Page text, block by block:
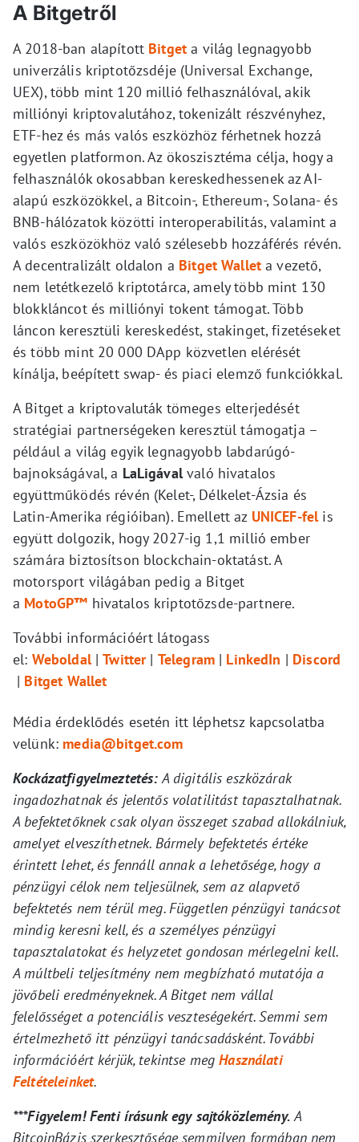
A Bitgetről
A 2018-ban alapított Bitget a világ legnagyobb
univerzális kriptotőzsdéje (Universal Exchange,
UEX), több mint 120 millió felhasználóval, akik
milliónyi kriptovalutához, tokenizált részvényhez,
ETF-hez és más valós eszközhöz férhetnek hozzá
egyetlen platformon. Az ökoszisztéma célja, hogy a
felhasználók okosabban kereskedhessenek az AI-
alapú eszközökkel, a Bitcoin-, Ethereum-, Solana- és
BNB-hálózatok közötti interoperabilitás, valamint a
valós eszközökhöz való szélesebb hozzáférés révén.
A decentralizált oldalon a Bitget Wallet a vezető,
nem letétkezelő kriptotárca, amely több mint 130
blokkláncot és milliónyi tokent támogat. Több
láncon keresztüli kereskedést, stakinget, fizetéseket
és több mint 20 000 DApp közvetlen elérését
kínálja, beépített swap- és piaci elemző funkciókkal.
A Bitget a kriptovaluták tömeges elterjedését
stratégiai partnerségeken keresztül támogatja –
például a világ egyik legnagyobb labdarúgó-
bajnokságával, a LaLigávalvaló hivatalos
együttműködés révén (Kelet-, Délkelet-Ázsia és
Latin-Amerika régióiban). Emellett az UNICEF-felis
együtt dolgozik, hogy 2027-ig 1,1 millió ember
számára biztosítson blockchain-oktatást. A
motorsport világában pedig a Bitget
a MotoGP™ hivatalos kriptotőzsde-partnere.
További információért látogass
el: Weboldal|Twitter| Telegram| LinkedIn | Discord
| Bitget Wallet
Média érdeklődés esetén itt léphetsz kapcsolatba
velünk: media@bitget.com
Kockázatfigyelmeztetés:A digitális eszközárak
ingadozhatnak és jelentős volatilitást tapasztalhatnak.
A befektetőknek csak olyan összeget szabad allokálniuk,
amelyet elveszíthetnek. Bármely befektetés értéke
érintett lehet, és fennáll annak a lehetősége, hogy a
pénzügyi célok nem teljesülnek, sem az alapvető
befektetés nem térül meg. Független pénzügyi tanácsot
mindig keresni kell, és a személyes pénzügyi
tapasztalatokat és helyzetet gondosan mérlegelni kell.
A múltbeli teljesítmény nem megbízható mutatója a
jövőbeli eredményeknek. A Bitget nem vállal
felelősséget a potenciális veszteségekért. Semmi sem
értelmezhető itt pénzügyi tanácsadásként. További
információért kérjük, tekintse megHasználati
Feltételeinket.
***Figyelem! Fenti írásunk egy sajtóközlemény.A
BitcoinBázis szerkesztősége semmilyen formában nem